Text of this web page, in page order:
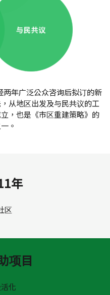
两年广泛公众咨询后拟订的新
从地区出发及与民共议的工
，也是《市区重建策略》的
。
年
区
项目
化